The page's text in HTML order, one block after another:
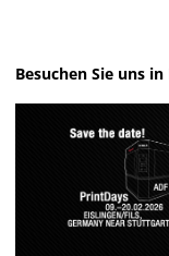
Besuchen Sie uns